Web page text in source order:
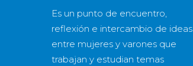
Es un punto de encuentro,
reflexión e intercambio de ideas
entre mujeres y varones que
trabajan y estudian temas